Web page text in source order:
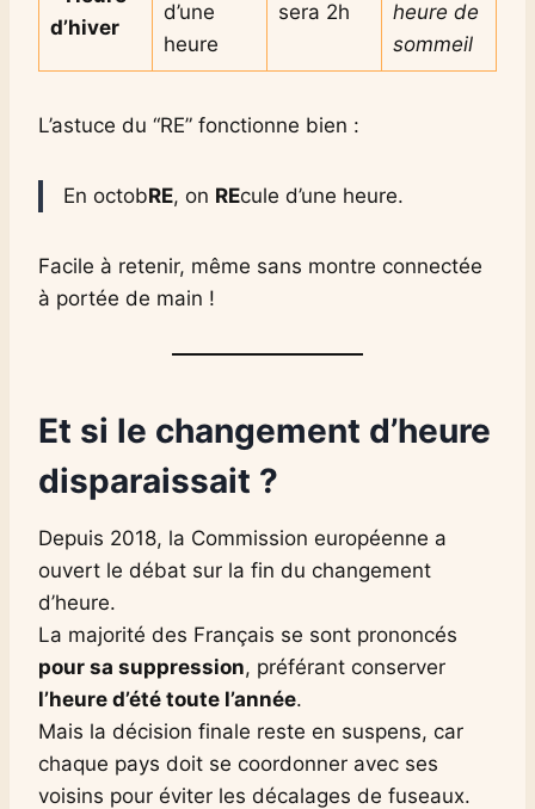
d’hiver
d’une
heure
sera 2h
heure de
sommeil
L’astuce du “RE” fonctionne bien :
En octobRE, on REcule d’une heure.
Facile à retenir, même sans montre connectée
à portée de main !
Et si le changement d’heure
disparaissait ?
Depuis 2018, la Commission européenne a
ouvert le débat sur la fin du changement
d’heure.
La majorité des Français se sont prononcés
pour sa suppression, préférant conserver
l’heure d’été toute l’année.
Mais la décision finale reste en suspens, car
chaque pays doit se coordonner avec ses
voisins pour éviter les décalages de fuseaux.